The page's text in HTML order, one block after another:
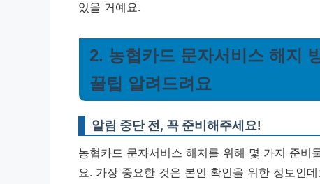
있을 거예요.
2. 농협카드 문자서비스 해지
꿀팁 알려드려요
알림 중단 전, 꼭 준비해주세요!
농협카드 문자서비스 해지를 위해 몇 가지 준비
요. 가장 중요한 것은 본인 확인을 위한 정보인